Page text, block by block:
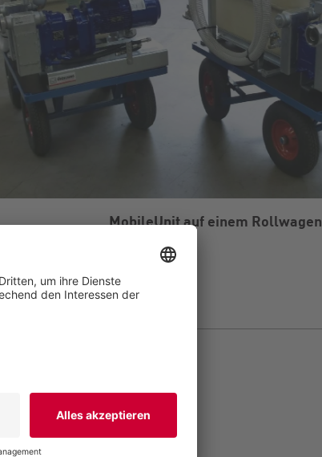
MobileUnit auf einem Rollwagen